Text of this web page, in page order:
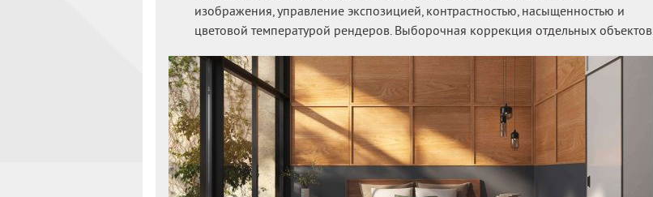
изображения, управление экспозицией, контрастностью, насыщенностью и
цветовой температурой рендеров. Выборочная коррекция отдельных объектов.